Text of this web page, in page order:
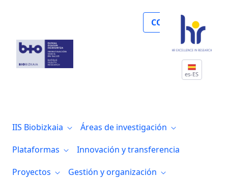
COLABORA
es-ES
IIS Biobizkaia
Áreas de investigación
Plataformas
Innovación y transferencia
Proyectos
Gestión y organización